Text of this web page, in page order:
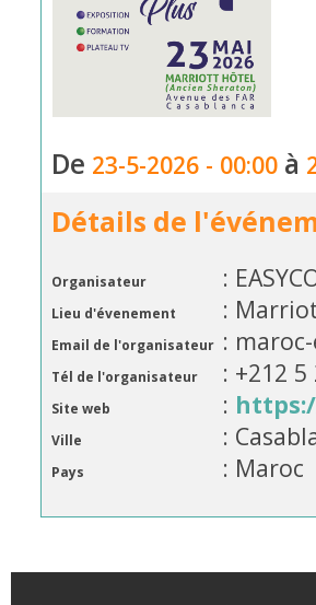
De 23-5-2026 - 00:00 à
Détails de
Organisateur :
Lieu d'évenement :
Email de l'organisateur :
Tél de l'organisateur : +212
Site web :
Ville :
Pays : Maroc